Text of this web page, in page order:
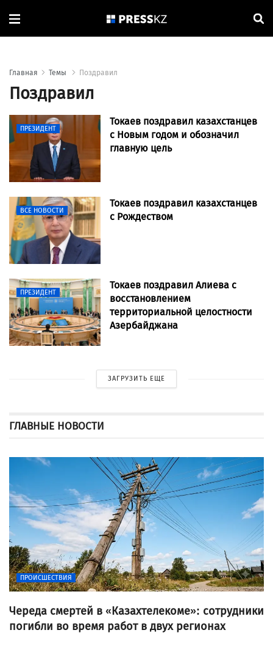
Главная Темы Поздравил
Поздравил
ПРЕЗИДЕНТ
Токаев поздравил казахстанцев
с Новым годом и обозначил
главную цель
ВСЕ НОВОСТИ
Токаев поздравил казахстанцев
с Рождеством
ПРЕЗИДЕНТ
Токаев поздравил Алиева с
восстановлением
территориальной целостности
Азербайджана
ЗАГРУЗИТЬ ЕЩЕ
ГЛАВНЫЕ НОВОСТИ
ПРОИСШЕСТВИЯ
Череда смертей в «Казахтелекоме»: сотрудники
погибли во время работ в двух регионах